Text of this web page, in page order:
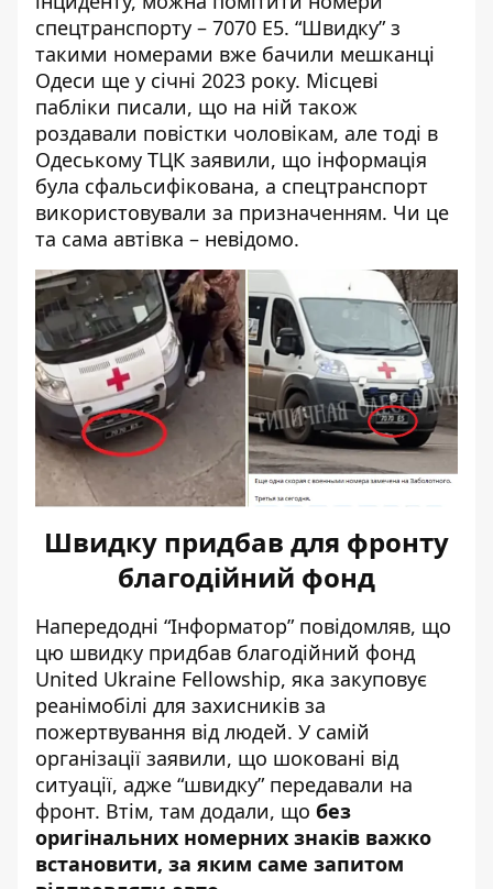
спецтранспорту – 7070 Е5. “Швидку” з
такими номерами вже бачили мешканці
Одеси ще у січні 2023 року. Місцеві
пабліки писали, що на ній також
роздавали повістки чоловікам, але тоді в
Одеському ТЦК заявили, що інформація
була сфальсифікована, а спецтранспорт
використовували за призначенням. Чи це
та сама автівка – невідомо.
Швидку придбав для фронту
благодійний фонд
Напередодні “Інформатор” повідомляв, що
цю швидку придбав благодійний фонд
United Ukraine Fellowship, яка закуповує
реанімобілі для захисників за
пожертвування від людей. У самій
організації заявили, що шоковані від
ситуації, адже “швидку” передавали на
фронт. Втім, там додали, що без
оригінальних номерних знаків важко
встановити, за яким саме запитом